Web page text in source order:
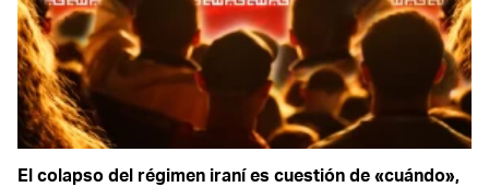
El colapso del régimen iraní es cuestión de «cuándo»,